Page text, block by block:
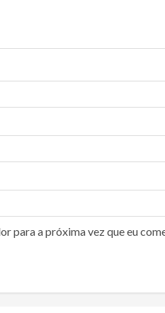
para a próxima vez que eu